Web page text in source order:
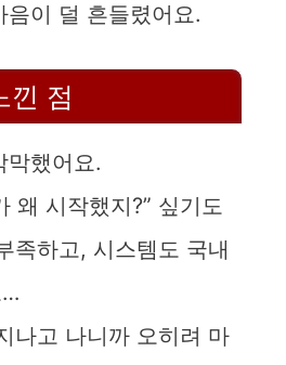
음이 덜 흔들렸어요.
낀 점
막했어요.
왜 시작했지?” 싶기도
족하고, 시스템도 국내
…
나고 나니까 오히려 마